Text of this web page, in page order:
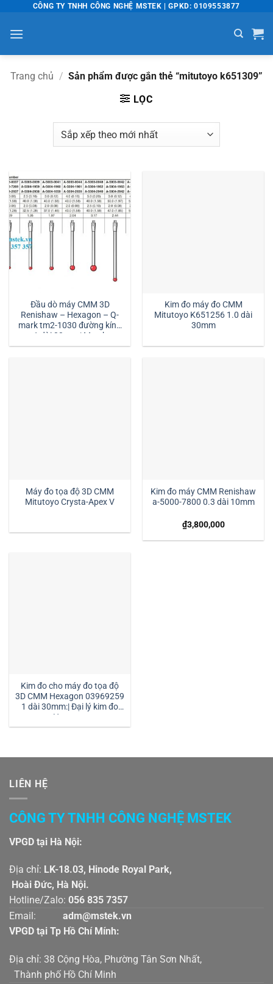
nội
dung
CÔNG TY TNHH CÔNG NGHỆ MSTEK | GPKD: 0109553877
Trang chủ / Sản phẩm được gắn thẻ “mitutoyo k651309”
LỌC
Đầu dò máy CMM 3D
Renishaw – Hexagon – Q-
mark tm2-1030 đường kính
1 dài 30mm:| Mstek
Technology
Kim đo máy đo CMM
Mitutoyo K651256 1.0 dài
30mm
Máy đo tọa độ 3D CMM
Mitutoyo Crysta-Apex V
Kim đo máy CMM Renishaw
a-5000-7800 0.3 dài 10mm
₫3,800,000
Kim đo cho máy đo tọa độ
3D CMM Hexagon 03969259
1 dài 30mm:| Đại lý kim đo
Hexagon
LIÊN HỆ
CÔNG TY TNHH CÔNG NGHỆ MSTEK
VPGD tại Hà Nội:
Địa chỉ: LK-18.03, Hinode Royal Park,
Hoài Đức, Hà Nội.
Hotline/Zalo: 056 835 7357
Email:
adm@mstek.vn
VPGD tại Tp Hồ Chí Mính:
Địa chỉ: 38 Cộng Hòa, Phường Tân Sơn Nhất,
Thành phố Hồ Chí Minh